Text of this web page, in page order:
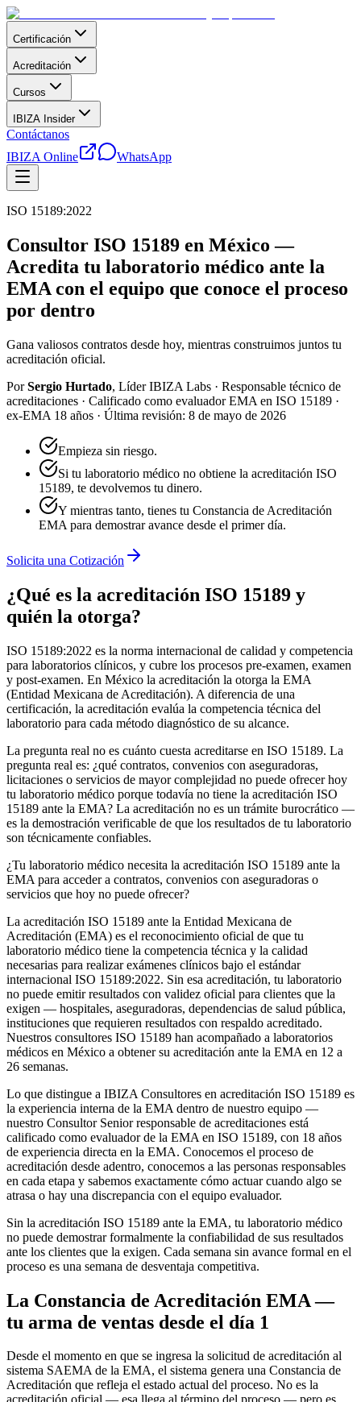
Certificación
Acreditación
Cursos
IBIZA Insider
Contáctanos
IBIZA Online
WhatsApp
ISO 15189:2022
Consultor ISO 15189 en México —
Acredita tu laboratorio médico ante la
EMA con el equipo que conoce el proceso
por dentro
Gana valiosos contratos desde hoy, mientras construimos juntos tu
acreditación oficial.
Por Sergio Hurtado, Líder IBIZA Labs · Responsable técnico de
acreditaciones · Calificado como evaluador EMA en ISO 15189 ·
ex-EMA 18 años · Última revisión: 8 de mayo de 2026
Empieza sin riesgo.
Si tu laboratorio médico no obtiene la acreditación ISO
15189, te devolvemos tu dinero.
Y mientras tanto, tienes tu Constancia de Acreditación
EMA para demostrar avance desde el primer día.
Solicita una Cotización
¿Qué es la acreditación ISO 15189 y
quién la otorga?
ISO 15189:2022 es la norma internacional de calidad y competencia
para laboratorios clínicos, y cubre los procesos pre-examen, examen
y post-examen. En México la acreditación la otorga la EMA
(Entidad Mexicana de Acreditación). A diferencia de una
certificación, la acreditación evalúa la competencia técnica del
laboratorio para cada método diagnóstico de su alcance.
La pregunta real no es cuánto cuesta acreditarse en ISO 15189. La
pregunta real es: ¿qué contratos, convenios con aseguradoras,
licitaciones o servicios de mayor complejidad no puede ofrecer hoy
tu laboratorio médico porque todavía no tiene la acreditación ISO
15189 ante la EMA? La acreditación no es un trámite burocrático —
es la demostración verificable de que los resultados de tu laboratorio
son técnicamente confiables.
¿Tu laboratorio médico necesita la acreditación ISO 15189 ante la
EMA para acceder a contratos, convenios con aseguradoras o
servicios que hoy no puede ofrecer?
La acreditación ISO 15189 ante la Entidad Mexicana de
Acreditación (EMA) es el reconocimiento oficial de que tu
laboratorio médico tiene la competencia técnica y la calidad
necesarias para realizar exámenes clínicos bajo el estándar
internacional ISO 15189:2022. Sin esa acreditación, tu laboratorio
no puede emitir resultados con validez oficial para clientes que la
exigen — hospitales, aseguradoras, dependencias de salud pública,
instituciones que requieren resultados con respaldo acreditado.
Nuestros consultores ISO 15189 han acompañado a laboratorios
médicos en México a obtener su acreditación ante la EMA en 12 a
26 semanas.
Lo que distingue a IBIZA Consultores en acreditación ISO 15189 es
la experiencia interna de la EMA dentro de nuestro equipo —
nuestro Consultor Senior responsable de acreditaciones está
calificado como evaluador de la EMA en ISO 15189, con 18 años
de experiencia directa en la EMA. Conocemos el proceso de
acreditación desde adentro, conocemos a las personas responsables
en cada etapa y sabemos exactamente cómo actuar cuando algo se
atrasa o hay una discrepancia con el equipo evaluador.
Sin la acreditación ISO 15189 ante la EMA, tu laboratorio médico
no puede demostrar formalmente la confiabilidad de sus resultados
ante los clientes que la exigen. Cada semana sin avance formal en el
proceso es una semana de desventaja competitiva.
La Constancia de Acreditación EMA —
tu arma de ventas desde el día 1
Desde el momento en que se ingresa la solicitud de acreditación al
sistema SAEMA de la EMA, el sistema genera una Constancia de
Acreditación que refleja el estado actual del proceso. No es la